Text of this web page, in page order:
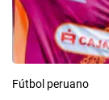
Fútbol peruano